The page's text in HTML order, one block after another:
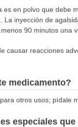
es en polvo que debe
La inyección de
90 minutos una
causar reacciones
medicamento?
otros usos; pídale
especiales